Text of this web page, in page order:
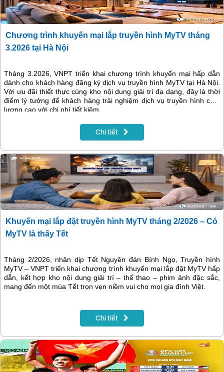
Chương trình khuyến mại lắp truyền hình MyTV tháng
3.2026 tại Hà Nội
Tháng 3.2026, VNPT triển khai chương trình khuyến mại hấp dẫn
dành cho khách hàng đăng ký dịch vụ truyền hình MyTV tại Hà Nội.
Với ưu đãi thiết thực cùng kho nội dung giải trí đa dạng, đây là thời
điểm lý tưởng để khách hàng trải nghiệm dịch vụ truyền hình chất
lượng cao với chi phí tiết kiệm.
Chi tiết
Khuyến mại lắp đặt truyền hình MyTV tháng 2/2026 – Có
MyTV là thấy Tết
Tháng 2/2026, nhân dịp Tết Nguyên đán Bính Ngọ, Truyền hình
MyTV – VNPT triển khai chương trình khuyến mại lắp đặt MyTV hấp
dẫn, kết hợp kho nội dung giải trí – thể thao – phim ảnh đặc sắc,
mang đến một mùa Tết trọn vẹn niềm vui cho mọi gia đình Việt.
Chi tiết